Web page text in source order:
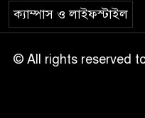
ক্যাম্পাস ও লাইফস্টাইল
© All rights reserved